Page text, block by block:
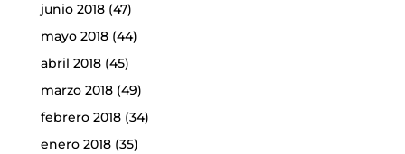
junio 2018(47)
mayo 2018(44)
abril 2018(45)
marzo 2018(49)
febrero 2018(34)
enero 2018(35)